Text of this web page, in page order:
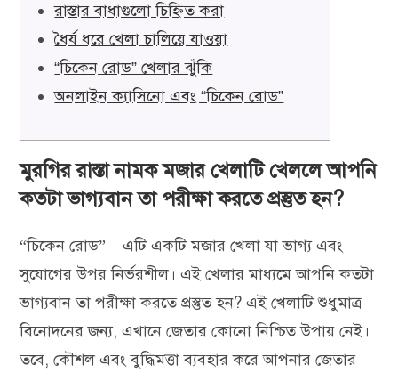
রাস্তার বাধাগুলো চিহ্নিত করা
ধৈর্য ধরে খেলা চালিয়ে যাওয়া
“চিকেন রোড” খেলার ঝুঁকি
অনলাইন ক্যাসিনো এবং “চিকেন রোড”
মুরগির রাস্তা নামক মজার খেলাটি খেললে আপনি
কতটা ভাগ্যবান তা পরীক্ষা করতে প্রস্তুত হন?
“চিকেন রোড” – এটি একটি মজার খেলা যা ভাগ্য এবং
সুযোগের উপর নির্ভরশীল। এই খেলার মাধ্যমে আপনি কতটা
ভাগ্যবান তা পরীক্ষা করতে প্রস্তুত হন? এই খেলাটি শুধুমাত্র
বিনোদনের জন্য, এখানে জেতার কোনো নিশ্চিত উপায় নেই।
তবে, কৌশল এবং বুদ্ধিমত্তা ব্যবহার করে আপনার জেতার